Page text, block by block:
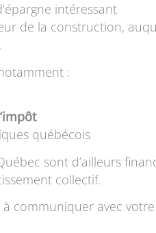
intéressant
de la construction,
:
québécois
sont d’ailleurs
collectif.
à communiquer avec